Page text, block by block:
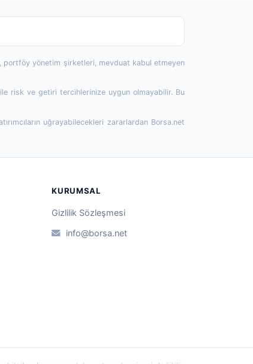
portföy yönetim şirketleri, mevduat kabul etmeyen
risk ve getiri tercihlerinize uygun olmayabilir. Bu
uğrayabilecekleri zararlardan Borsa.net
KURUMSAL
Gizlilik Sözleşmesi
info@borsa.net